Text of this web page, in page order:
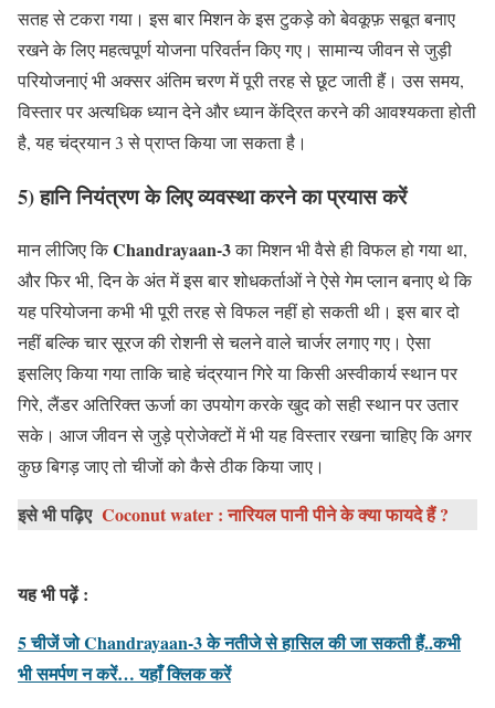
सतह से टकरा गया। इस बार मिशन के इस टुकड़े को बेवकूफ़ सबूत बनाए
रखने के लिए महत्वपूर्ण योजना परिवर्तन किए गए। सामान्य जीवन से जुड़ी
परियोजनाएं भी अक्सर अंतिम चरण में पूरी तरह से छूट जाती हैं। उस समय,
विस्तार पर अत्यधिक ध्यान देने और ध्यान केंद्रित करने की आवश्यकता होती
है, यह चंद्रयान 3 से प्राप्त किया जा सकता है।
5) हानि नियंत्रण के लिए व्यवस्था करने का प्रयास करें
मान लीजिए किChandrayaan-3का मिशन भी वैसे ही विफल हो गया था,
और फिर भी, दिन के अंत में इस बार शोधकर्ताओं ने ऐसे गेम प्लान बनाए थे कि
यह परियोजना कभी भी पूरी तरह से विफल नहीं हो सकती थी। इस बार दो
नहीं बल्कि चार सूरज की रोशनी से चलने वाले चार्जर लगाए गए। ऐसा
इसलिए किया गया ताकि चाहे चंद्रयान गिरे या किसी अस्वीकार्य स्थान पर
गिरे, लैंडर अतिरिक्त ऊर्जा का उपयोग करके खुद को सही स्थान पर उतार
सके। आज जीवन से जुड़े प्रोजेक्टों में भी यह विस्तार रखना चाहिए कि अगर
कुछ बिगड़ जाए तो चीजों को कैसे ठीक किया जाए।
इसे भी पढ़िए Coconut water : नारियल पानी पीने के क्या फायदे हैं ?
यह भी पढ़ें :
5 चीजें जो Chandrayaan-3 के नतीजे से हासिल की जा सकती हैं..कभी
भी समर्पण न करें…यहाँ क्लिक करें